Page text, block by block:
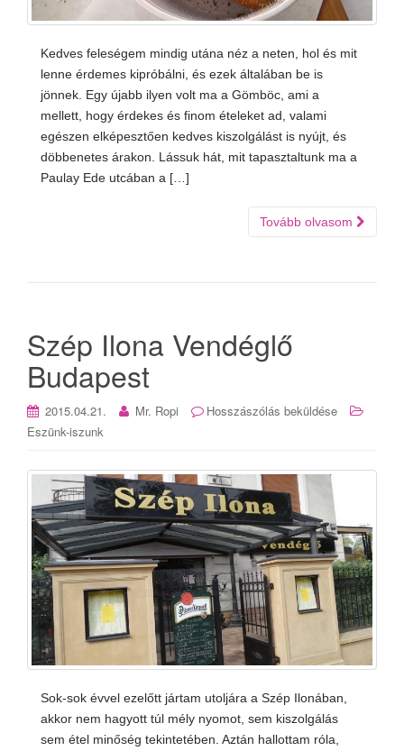
Kedves feleségem mindig utána néz a neten, hol és mit
lenne érdemes kipróbálni, és ezek általában be is
jönnek. Egy újabb ilyen volt ma a Gömböc, ami a
mellett, hogy érdekes és finom ételeket ad, valami
egészen elképesztően kedves kiszolgálást is nyújt, és
döbbenetes árakon. Lássuk hát, mit tapasztaltunk ma a
Paulay Ede utcában a […]
Tovább olvasom
Szép Ilona Vendéglő
Budapest
2015.04.21. Mr. Ropi
Hosszászólás beküldése
Eszünk-iszunk
Sok-sok évvel ezelőtt jártam utoljára a Szép Ilonában,
akkor nem hagyott túl mély nyomot, sem kiszolgálás
sem étel minőség tekintetében. Aztán hallottam róla,